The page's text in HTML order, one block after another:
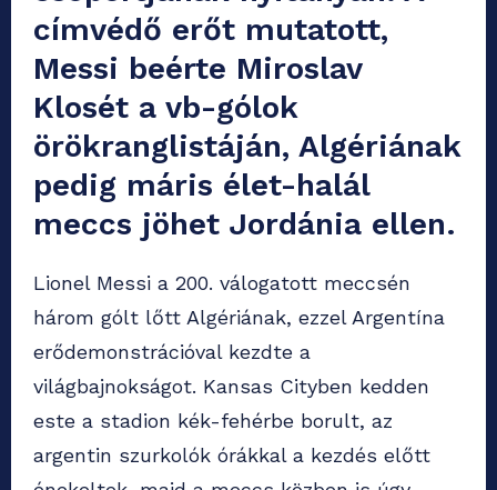
címvédő erőt mutatott,
Messi beérte Miroslav
Klosét a vb-gólok
örökranglistáján, Algériának
pedig máris élet-halál
meccs jöhet Jordánia ellen.
Lionel Messi a 200. válogatott meccsén
három gólt lőtt Algériának, ezzel Argentína
erődemonstrációval kezdte a
világbajnokságot. Kansas Cityben kedden
este a stadion kék-fehérbe borult, az
argentin szurkolók órákkal a kezdés előtt